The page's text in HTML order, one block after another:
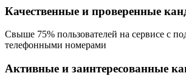
Качественные и проверенные
Свыше 75% пользователей на сервисе с
телефонными номерами
Активные и заинтересованные